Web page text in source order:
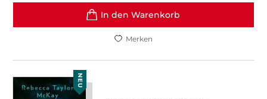
In den Warenkorb
Merken
NEU